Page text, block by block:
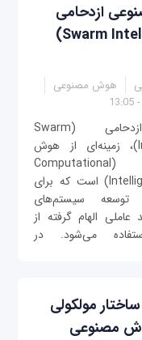
ازدحامی
(Swarm Intelligence)
هوش مصنوعی
هوش ازدحامی (Swarm
Intelligence)، زمینه‌ای از هوش
محاسباتی (Computational
Intelligence – CI) است که برای
سیستم‌های
الهام گرفته از
می‌شود. در
مولکولی
مصنوعی